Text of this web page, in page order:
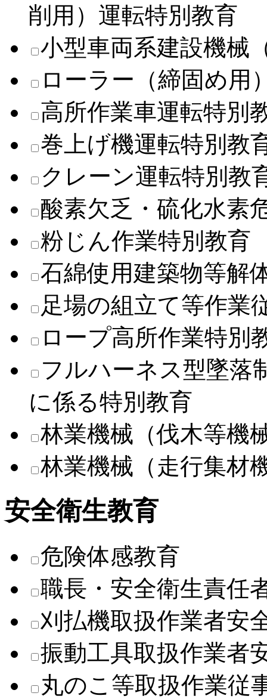
削用）運転特別教育
小型車両系建設機械
ローラー（締固め用
高所作業車運転特別
巻上げ機運転特別教
クレーン運転特別教
酸素欠乏・硫化水素
粉じん作業特別教育
石綿使用建築物等解
足場の組立て等作業
ロープ高所作業特別
フルハーネス型墜落
に係る特別教育
林業機械（伐木等機
林業機械（走行集材
安全衛生教育
危険体感教育
職長・安全衛生責任
刈払機取扱作業者安
振動工具取扱作業者
丸のこ等取扱作業従